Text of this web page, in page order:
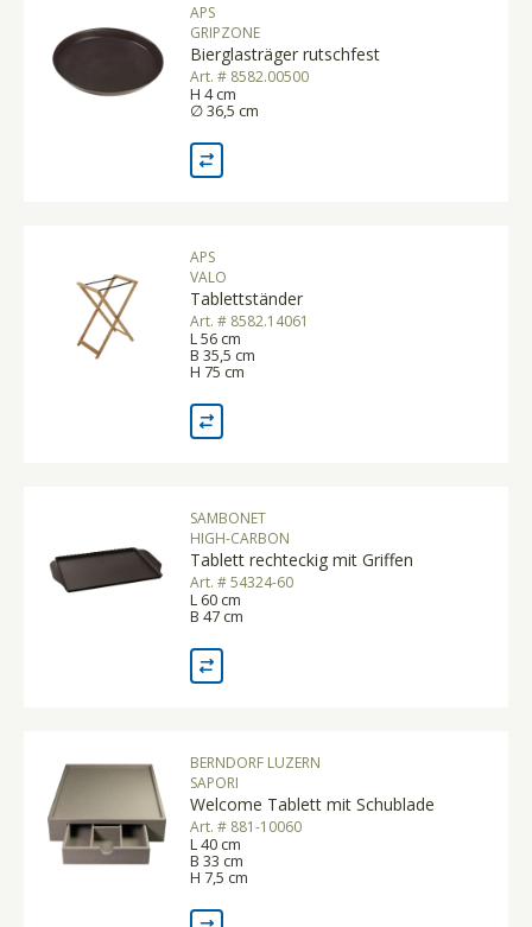
APS
GRIPZONE
Bierglasträger rutschfest
Art. # 8582.00500
H 4 cm
∅ 36,5 cm
APS
VALO
Tablettständer
Art. # 8582.14061
L 56 cm
B 35,5 cm
H 75 cm
SAMBONET
HIGH-CARBON
Tablett rechteckig mit Griffen
Art. # 54324-60
L 60 cm
B 47 cm
BERNDORF LUZERN
SAPORI
Welcome Tablett mit Schublade
Art. # 881-10060
L 40 cm
B 33 cm
H 7,5 cm